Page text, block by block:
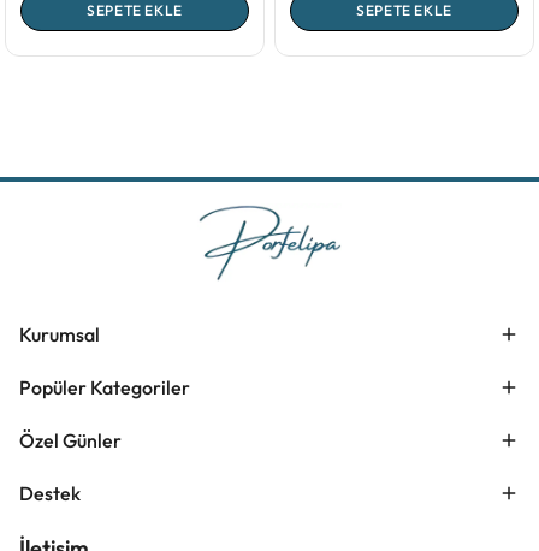
SEPETE EKLE SEPETE EKLE
Kurumsal
Popüler Kategoriler
Özel Günler
Destek